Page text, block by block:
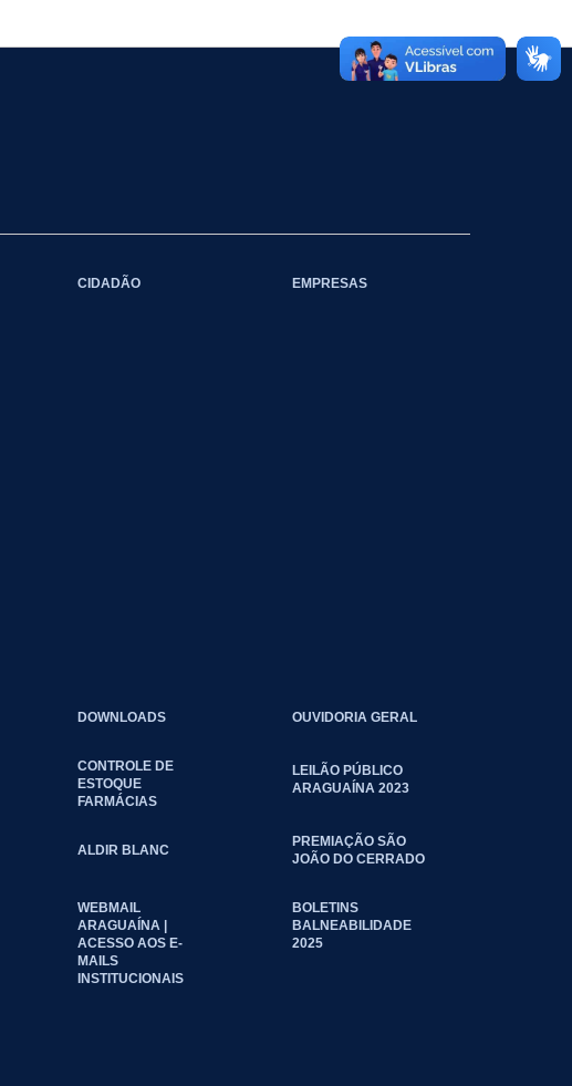
CIDADÃO EMPRESAS
DOWNLOADS OUVIDORIA GERAL
CONTROLE DE
ESTOQUE
FARMÁCIAS
LEILÃO PÚBLICO
ARAGUAÍNA 2023
ALDIR BLANC
PREMIAÇÃO SÃO
JOÃO DO CERRADO
WEBMAIL
ARAGUAÍNA |
ACESSO AOS E-
MAILS
INSTITUCIONAIS
BOLETINS
BALNEABILIDADE
2025